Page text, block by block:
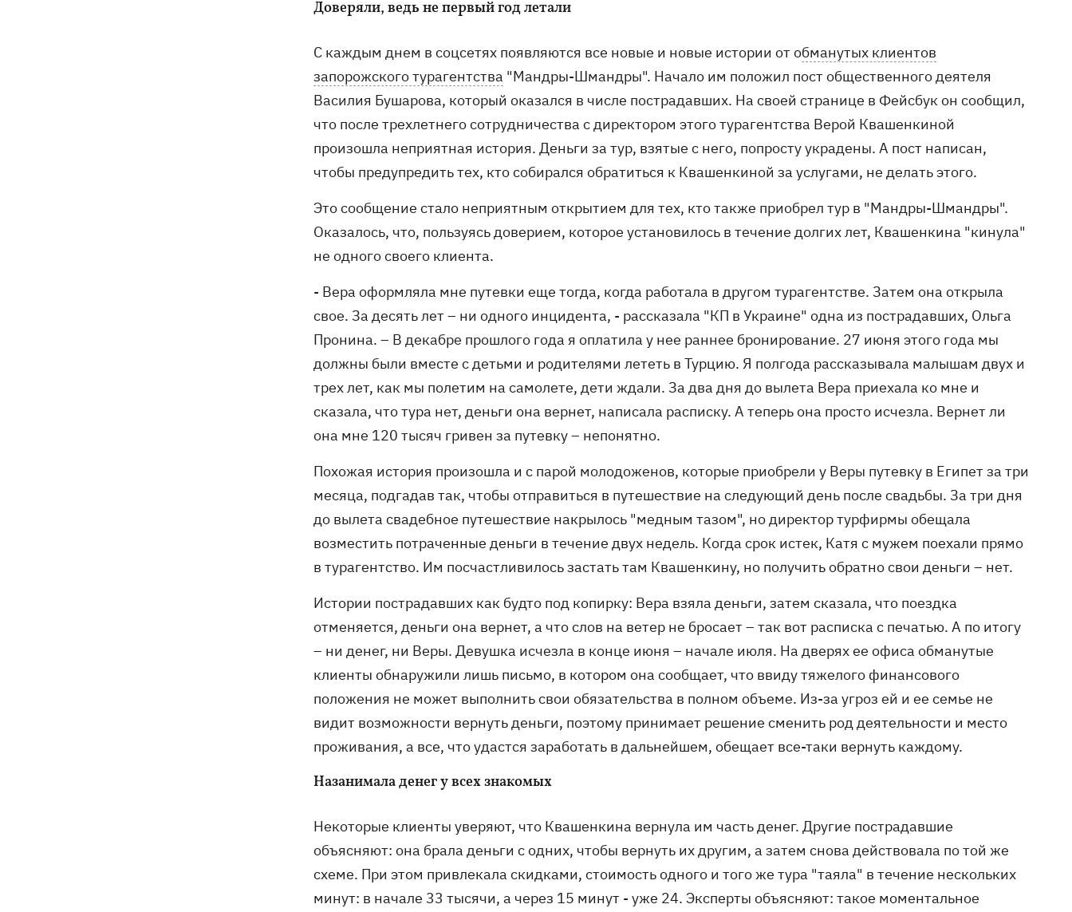
Доверяли, ведь не первый год летали
С каждым днем в соцсетях появляются все новые и новые истории от обманутых клиентов
запорожского турагентства "Мандры-Шмандры". Начало им положил пост общественного деятеля
Василия Бушарова, который оказался в числе пострадавших. На своей странице в Фейсбук он сообщил,
что после трехлетнего сотрудничества с директором этого турагентства Верой Квашенкиной
произошла неприятная история. Деньги за тур, взятые с него, попросту украдены. А пост написан,
чтобы предупредить тех, кто собирался обратиться к Квашенкиной за услугами, не делать этого.
Это сообщение стало неприятным открытием для тех, кто также приобрел тур в "Мандры-Шмандры".
Оказалось, что, пользуясь доверием, которое установилось в течение долгих лет, Квашенкина "кинула"
не одного своего клиента.
- Вера оформляла мне путевки еще тогда, когда работала в другом турагентстве. Затем она открыла
свое. За десять лет – ни одного инцидента, - рассказала "КП в Украине" одна из пострадавших, Ольга
Пронина. – В декабре прошлого года я оплатила у нее раннее бронирование. 27 июня этого года мы
должны были вместе с детьми и родителями лететь в Турцию. Я полгода рассказывала малышам двух и
трех лет, как мы полетим на самолете, дети ждали. За два дня до вылета Вера приехала ко мне и
сказала, что тура нет, деньги она вернет, написала расписку. А теперь она просто исчезла. Вернет ли
она мне 120 тысяч гривен за путевку – непонятно.
Похожая история произошла и с парой молодоженов, которые приобрели у Веры путевку в Египет за три
месяца, подгадав так, чтобы отправиться в путешествие на следующий день после свадьбы. За три дня
до вылета свадебное путешествие накрылось "медным тазом", но директор турфирмы обещала
возместить потраченные деньги в течение двух недель. Когда срок истек, Катя с мужем поехали прямо
в турагентство. Им посчастливилось застать там Квашенкину, но получить обратно свои деньги – нет.
Истории пострадавших как будто под копирку: Вера взяла деньги, затем сказала, что поездка
отменяется, деньги она вернет, а что слов на ветер не бросает – так вот расписка с печатью. А по итогу
– ни денег, ни Веры. Девушка исчезла в конце июня – начале июля. На дверях ее офиса обманутые
клиенты обнаружили лишь письмо, в котором она сообщает, что ввиду тяжелого финансового
положения не может выполнить свои обязательства в полном объеме. Из-за угроз ей и ее семье не
видит возможности вернуть деньги, поэтому принимает решение сменить род деятельности и место
проживания, а все, что удастся заработать в дальнейшем, обещает все-таки вернуть каждому.
Назанимала денег у всех знакомых
Некоторые клиенты уверяют, что Квашенкина вернула им часть денег. Другие пострадавшие
объясняют: она брала деньги с одних, чтобы вернуть их другим, а затем снова действовала по той же
схеме. При этом привлекала скидками, стоимость одного и того же тура "таяла" в течение нескольких
минут: в начале 33 тысячи, а через 15 минут - уже 24. Эксперты объясняют: такое моментальное